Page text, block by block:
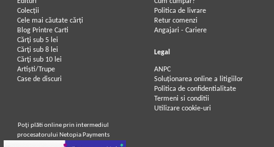
Colecții
Cele mai căutate cărți
Blog Printre Carti
Cărţi sub 5 lei
Cărţi sub 8 lei
Cărţi sub 10 lei
Artiști/Trupe
Case de discuri
Politica de livrare
Retur comenzi
Angajari - Cariere
Legal
ANPC
Soluționarea online a litigiilor
Politica de confidentialitate
Termeni si conditii
Utilizare cookie-uri
Poţi plăti online prin intermediul
procesatorului Netopia Payments